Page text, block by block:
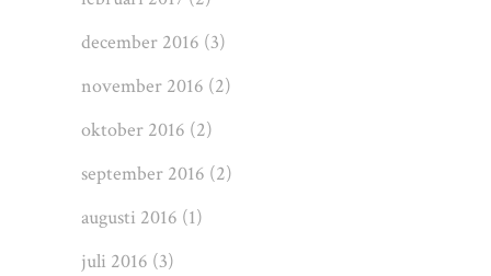
december 2016 (3)
november 2016 (2)
oktober 2016 (2)
september 2016 (2)
augusti 2016 (1)
juli 2016 (3)